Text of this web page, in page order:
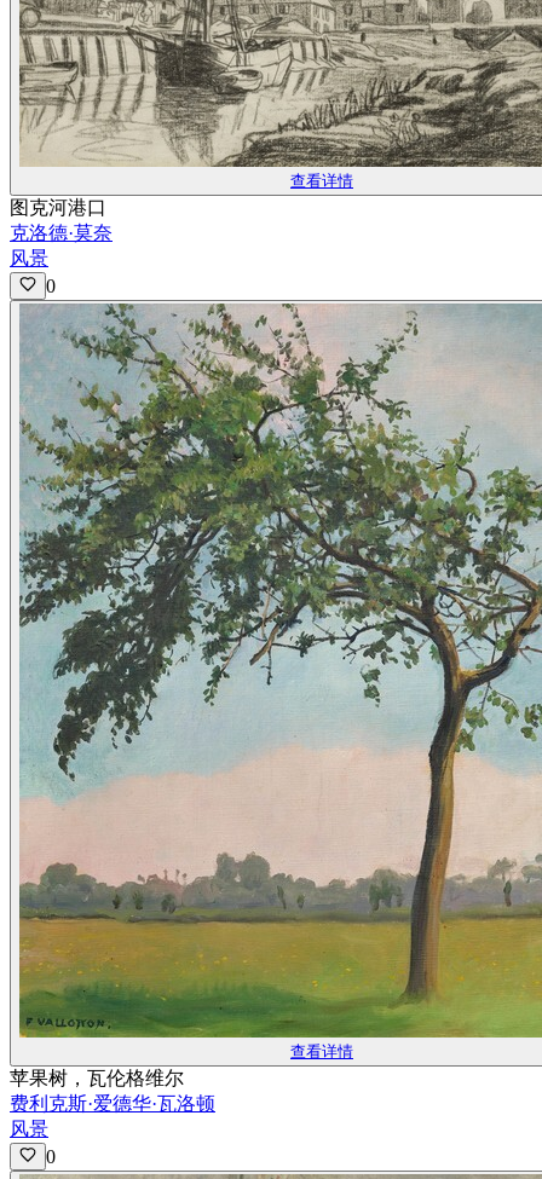
查看详情
图克河港口
克洛德·莫奈
风景
0
查看详情
苹果树，瓦伦格维尔
费利克斯·爱德华·瓦洛顿
风景
0